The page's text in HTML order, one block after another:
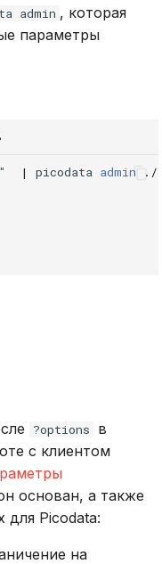
admin , которая
параметры
| picodata admin . /
?options
в
с клиентом
основан, а также
для Picodata:
на